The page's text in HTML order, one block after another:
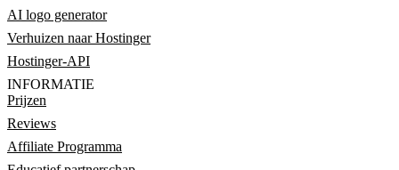
AI logo generator
Verhuizen naar Hostinger
Hostinger-API
INFORMATIE
Prijzen
Reviews
Affiliate Programma